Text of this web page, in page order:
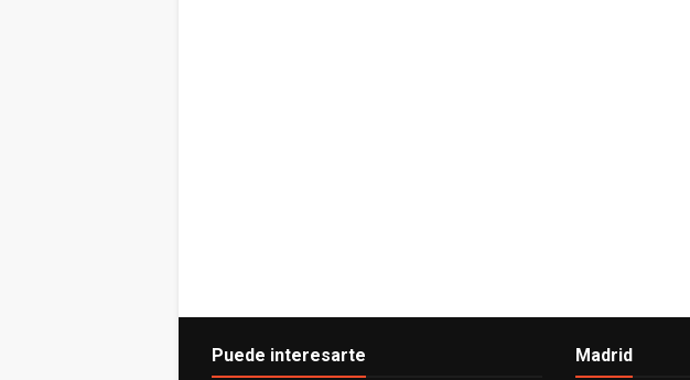
Puede interesarte Madrid